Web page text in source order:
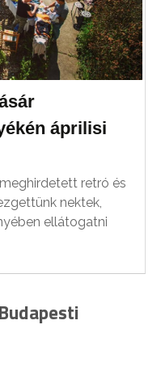
áprilisi
retró és
nektek,
ellátogatni